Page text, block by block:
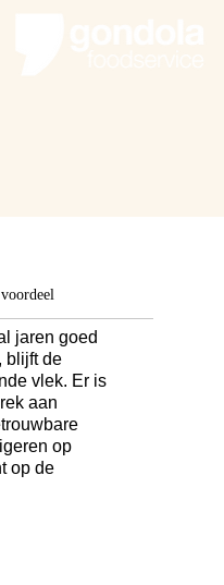
jaren goed
blijft de
vlek. Er is
aan
op
op de